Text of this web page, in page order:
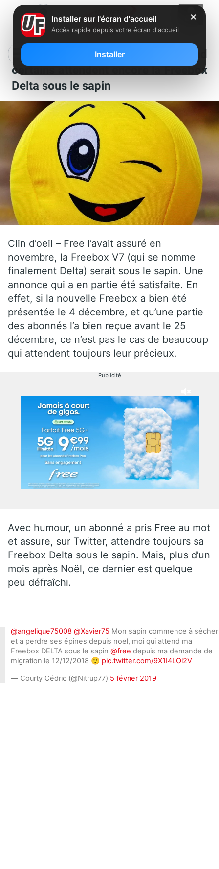
Clin d’oeil : Voilà ce qui arrive quand
certains attendent encore la Freebox
Delta sous le sapin
Clin d’oeil – Free l’avait assuré en
novembre, la Freebox V7 (qui se nomme
finalement Delta) serait sous le sapin. Une
annonce qui a en partie été satisfaite. En
effet, si la nouvelle Freebox a bien été
présentée le 4 décembre, et qu’une partie
des abonnés l’a bien reçue avant le 25
décembre, ce n’est pas le cas de beaucoup
qui attendent toujours leur précieux.
Publicité
Avec humour, un abonné a pris Free au mot
et assure, sur Twitter, attendre toujours sa
Freebox Delta sous le sapin. Mais, plus d’un
mois après Noël, ce dernier est quelque
peu défraîchi.
@angelique75008 @Xavier75 Mon sapin commence à sécher
et a perdre ses épines depuis noel, moi qui attend ma
Freebox DELTA sous le sapin @free depuis ma demande de
migration le 12/12/2018 🙂 pic.twitter.com/9X1I4LOl2V
— Courty Cédric (@Nitrup77) 5 février 2019
✕
Installer sur l'écran d'accueil
Accès rapide depuis votre écran d'accueil
Installer